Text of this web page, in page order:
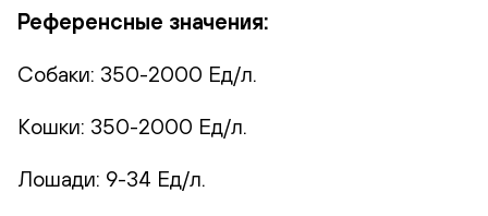
Референсные значения:
Собаки: 350-2000 Ед/л.
Кошки: 350-2000 Ед/л.
Лошади: 9-34 Ед/л.